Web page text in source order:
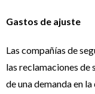
Gastos de ajuste
Las compañías de
las reclamaciones de
de una demanda en